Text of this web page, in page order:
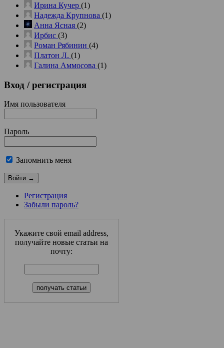
Ирина Кучер (1)
Надежда Крупнова (1)
Анна Ясная (2)
Ирбис (3)
Роман Рябинин (4)
Платон Л. (1)
Галина Аммосова (1)
Вход / регистрация
Имя пользователя
Пароль
Запомнить меня
Регистрация
Забыли пароль?
Укажите свой email address,
получайте новые статьи на
почту: